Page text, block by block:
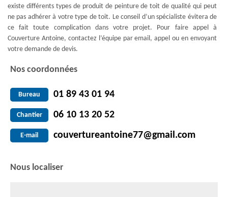
existe différents types de produit de peinture de toit de qualité qui peut
ne pas adhérer à votre type de toit. Le conseil d’un spécialiste évitera de
ce fait toute complication dans votre projet. Pour faire appel à
Couverture Antoine, contactez l’équipe par email, appel ou en envoyant
votre demande de devis.
Nos coordonnées
Bureau 01 89 43 01 94
Chantier 06 10 13 20 52
E-mail couvertureantoine77@gmail.com
Nous localiser